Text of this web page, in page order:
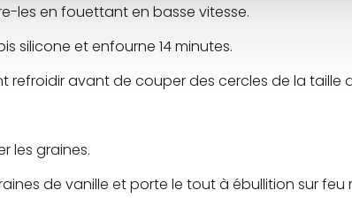
les en fouettant en basse vitesse.
silicone et enfourne 14 minutes.
refroidir avant de couper des cercles de la taille
les graines.
de vanille et porte le tout à ébullition sur feu